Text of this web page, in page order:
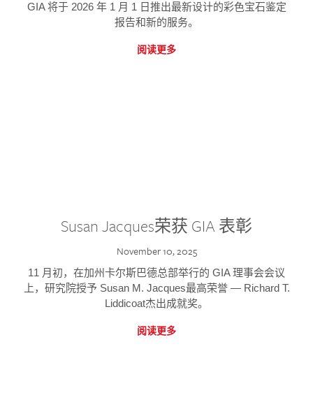
GIA 将于 2026 年 1 月 1 日推出最新设计的彩色宝石鉴定
报告和新的服务。
阅读更多
Susan Jacques荣获 GIA 表彰
November 10, 2025
11 月初，在加州卡尔斯巴德总部举行的 GIA 理事会会议
上，研究院授予 Susan M. Jacques最高荣誉 — Richard T.
Liddicoat杰出成就奖。
阅读更多